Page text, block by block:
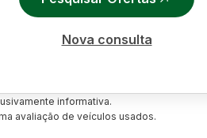
Nova consulta
informativa.
avaliação de veículos usados.